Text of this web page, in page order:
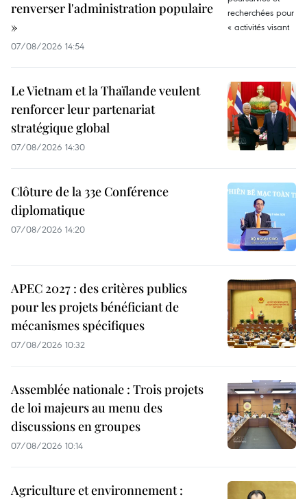
renverser l'administration populaire
»
07/08/2026 14:54
Le Vietnam et la Thaïlande veulent
renforcer leur partenariat
stratégique global
07/08/2026 14:30
Clôture de la 33e Conférence
diplomatique
07/08/2026 14:20
APEC 2027 : des critères publics
pour les projets bénéficiant de
mécanismes spécifiques
07/08/2026 10:32
Assemblée nationale : Trois projets
de loi majeurs au menu des
discussions en groupes
07/08/2026 10:14
Agriculture et environnement :